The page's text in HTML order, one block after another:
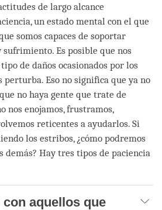
de largo alcance
un estado mental con el que
somos capaces de soportar
Es posible que nos
de daños ocasionados por los
perturba. Eso no significa que ya no
no haya gente que trate de
nos enojamos, frustramos,
reticentes a ayudarlos. Si
los estribos, ¿cómo podremos
demás? Hay tres tipos de paciencia
aquellos que